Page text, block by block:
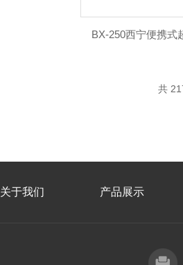
BX-250西宁便携式
共
关于我们 产品展示